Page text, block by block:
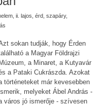
ii. lajos érd szapáry,
sokan tudják, hogy Érden
a Magyar Földrajzi
Múzeum, a Minaret, a Kutyavár
a Pataki Cukrászda. Azokat
történeteket már kevesebben
melyeket Ábel András -
város jó ismerője - szívesen